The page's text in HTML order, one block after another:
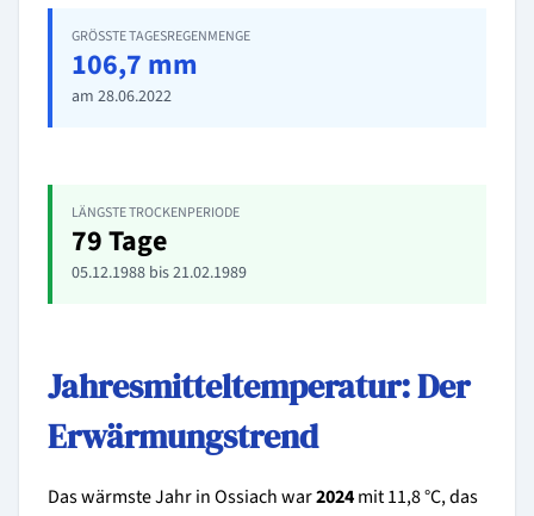
GRÖSSTE TAGESREGENMENGE
106,7 mm
am 28.06.2022
LÄNGSTE TROCKENPERIODE
79 Tage
05.12.1988 bis 21.02.1989
Jahresmitteltemperatur: Der
Erwärmungstrend
Das wärmste Jahr in Ossiach war2024mit 11,8 °C, das